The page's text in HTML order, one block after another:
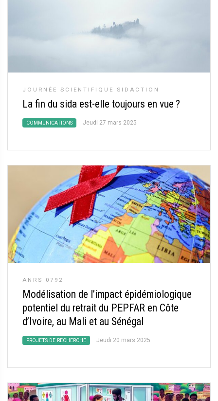
JOURNÉE SCIENTIFIQUE SIDACTION
La fin du sida est-elle toujours en vue ?
COMMUNICATIONS Jeudi 27 mars 2025
ANRS 0792
Modélisation de l’impact épidémiologique
potentiel du retrait du PEPFAR en Côte
d’Ivoire, au Mali et au Sénégal
PROJETS DE RECHERCHE Jeudi 20 mars 2025